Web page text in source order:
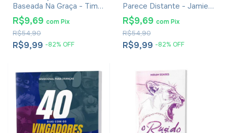
Baseada Na Graça - Tim
Kimmel
R$9,99 -82% OFF
R$54,90
R$9,69 comPix
Parece Distante - Jamie
Rasmussen
R$9,99 -82% OFF
R$54,90
R$9,69 com Pix